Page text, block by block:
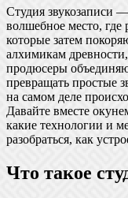
Студия звукозаписи
волшебное место,
которые затем
алхимикам
продюсеры
превращать простые
на самом деле
Давайте вместе
какие технологии и
разобраться, как
Что такое